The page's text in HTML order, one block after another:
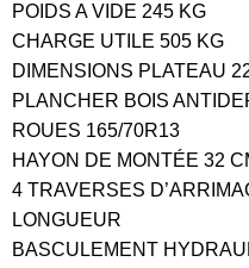
POIDS A VIDE 245 KG
CHARGE UTILE 505 KG
DIMENSIONS PLATEAU
PLANCHER BOIS
ROUES 165/70R13
HAYON DE MONTÉE 32
4 TRAVERSES
LONGUEUR
BASCULEMENT